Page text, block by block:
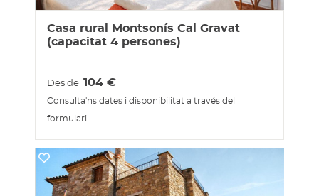
Casa rural Montsonís Cal Gravat
(capacitat 4 persones)
Des de 104€
Consulta'ns dates i disponibilitat a través del
formulari.